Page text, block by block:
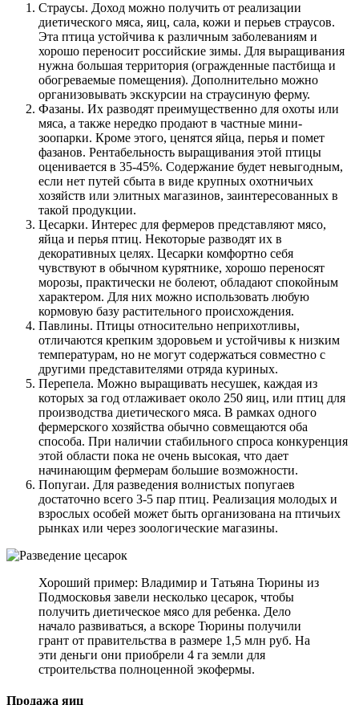
Страусы. Доход можно получить от реализации
диетического мяса, яиц, сала, кожи и перьев страусов.
Эта птица устойчива к различным заболеваниям и
хорошо переносит российские зимы. Для выращивания
нужна большая территория (огражденные пастбища и
обогреваемые помещения). Дополнительно можно
организовывать экскурсии на страусиную ферму.
Фазаны. Их разводят преимущественно для охоты или
мяса, а также нередко продают в частные мини-
зоопарки. Кроме этого, ценятся яйца, перья и помет
фазанов. Рентабельность выращивания этой птицы
оценивается в 35-45%. Содержание будет невыгодным,
если нет путей сбыта в виде крупных охотничьих
хозяйств или элитных магазинов, заинтересованных в
такой продукции.
Цесарки. Интерес для фермеров представляют мясо,
яйца и перья птиц. Некоторые разводят их в
декоративных целях. Цесарки комфортно себя
чувствуют в обычном курятнике, хорошо переносят
морозы, практически не болеют, обладают спокойным
характером. Для них можно использовать любую
кормовую базу растительного происхождения.
Павлины. Птицы относительно неприхотливы,
отличаются крепким здоровьем и устойчивы к низким
температурам, но не могут содержаться совместно с
другими представителями отряда куриных.
Перепела. Можно выращивать несушек, каждая из
которых за год отлаживает около 250 яиц, или птиц для
производства диетического мяса. В рамках одного
фермерского хозяйства обычно совмещаются оба
способа. При наличии стабильного спроса конкуренция
этой области пока не очень высокая, что дает
начинающим фермерам большие возможности.
Попугаи. Для разведения волнистых попугаев
достаточно всего 3-5 пар птиц. Реализация молодых и
взрослых особей может быть организована на птичьих
рынках или через зоологические магазины.
Хороший пример: Владимир и Татьяна Тюрины из
Подмосковья завели несколько цесарок, чтобы
получить диетическое мясо для ребенка. Дело
начало развиваться, а вскоре Тюрины получили
грант от правительства в размере 1,5 млн руб. На
эти деньги они приобрели 4 га земли для
строительства полноценной экофермы.
Продажа яиц